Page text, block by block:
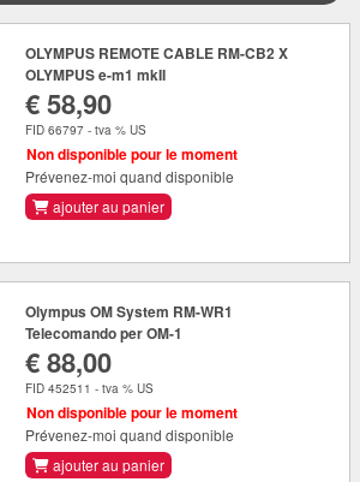
OLYMPUS REMOTE CABLE RM-CB2 X
OLYMPUS e-m1 mkII
€ 58,90
FID 66797 - tva % US
Non disponible pour le moment
Prévenez-moi quand disponible
ajouter au panier
Olympus OM System RM-WR1
Telecomando per OM-1
€ 88,00
FID 452511 - tva % US
Non disponible pour le moment
Prévenez-moi quand disponible
ajouter au panier